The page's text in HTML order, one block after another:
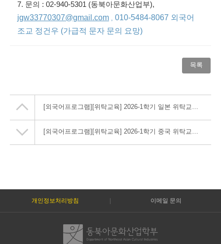
7. 문의 : 02-940-5301 (동북아문화산업부),
jgw33770307@gmail.com , 010-5484-8067 외국어
조교 정건우 (가급적 문자 문의 요망)
목록
[외국어프로그램][위탁교육] 2026-1학기 일본 위탁교육 실시 안내
[외국어프로그램][위탁교육] 2026-1학기 중국 위탁교육 실시 안내
개인정보처리방침 이메일 문의